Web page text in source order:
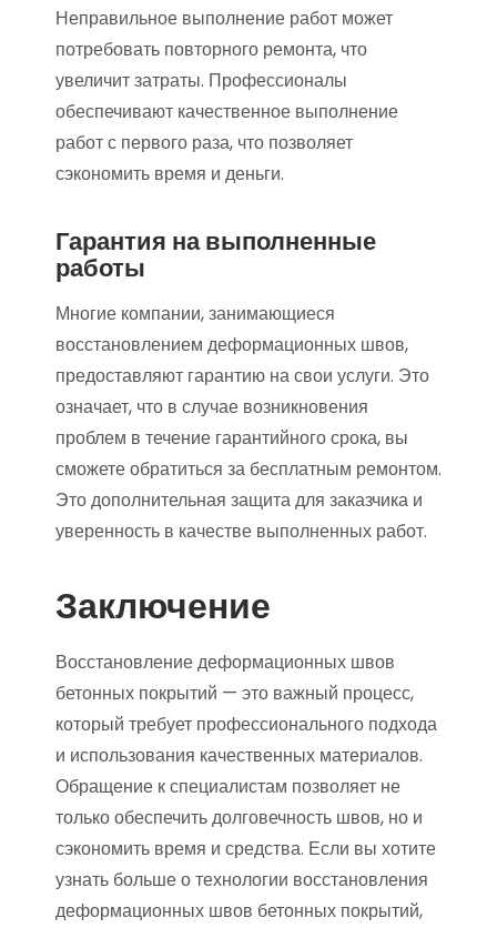
Неправильное выполнение работ может
потребовать повторного ремонта, что
увеличит затраты. Профессионалы
обеспечивают качественное выполнение
работ с первого раза, что позволяет
сэкономить время и деньги.
Гарантия на выполненные
работы
Многие компании, занимающиеся
восстановлением деформационных швов,
предоставляют гарантию на свои услуги. Это
означает, что в случае возникновения
проблем в течение гарантийного срока, вы
сможете обратиться за бесплатным ремонтом.
Это дополнительная защита для заказчика и
уверенность в качестве выполненных работ.
Заключение
Восстановление деформационных швов
бетонных покрытий — это важный процесс,
который требует профессионального подхода
и использования качественных материалов.
Обращение к специалистам позволяет не
только обеспечить долговечность швов, но и
сэкономить время и средства. Если вы хотите
узнать больше о технологии восстановления
деформационных швов бетонных покрытий,